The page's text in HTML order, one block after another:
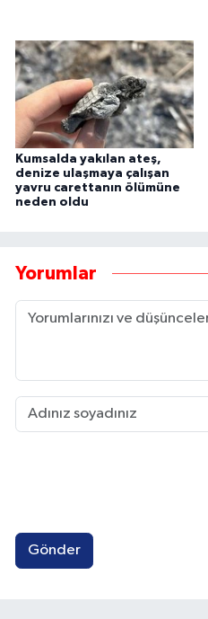
Kumsalda yakılan ateş,
denize ulaşmaya çalışan
yavru carettanın ölümüne
neden oldu
Yorumlar
Gönder